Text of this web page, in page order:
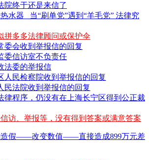
院终于还是来信了
水器 _当“刷单党”遇到“羊毛党” 法律究
拼多多法律顾问或保护伞
委会收到举报信的回复
委信访室不负责任
法委的举报信
人民检察院收到举报信的回复
民法院收到举报信的回复
律程序，仍没有在上海长宁区得到公正裁
访、举报等，没有得到答案或满意答案